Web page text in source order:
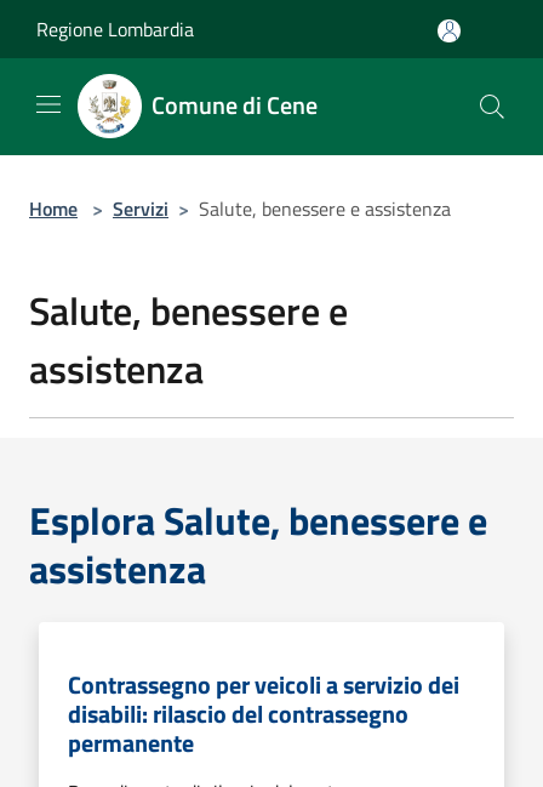
Regione Lombardia
Comune di Cene
Home > Servizi > Salute, benessere e assistenza
Salute, benessere e
assistenza
Esplora Salute, benessere e
assistenza
Contrassegno per veicoli a servizio dei
disabili: rilascio del contrassegno
permanente